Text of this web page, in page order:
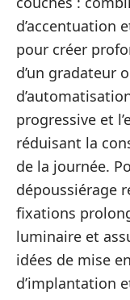
d’accentuation
pour créer
d’un gradateur
progressive et
réduisant la
de la journée.
dépoussiérage
fixations
luminaire et
idées de mise
d’implantation